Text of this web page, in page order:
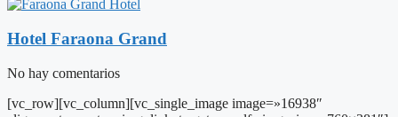
Hotel Faraona Grand
No hay comentarios
[vc_row][vc_column][vc_single_image image=»16938″